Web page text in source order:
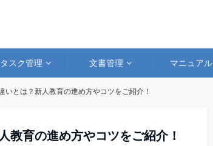
タスク管理 文書管理 マニュアル
いとは？新人教育の進め方やコツをご紹介！
教育の進め方やコツをご紹介！